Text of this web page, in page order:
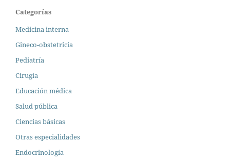
Categorías
Medicina interna
Gineco-obstetricia
Pediatría
Cirugía
Educación médica
Salud pública
Ciencias básicas
Otras especialidades
Endocrinología